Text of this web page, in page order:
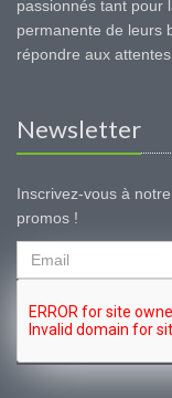
passionnés tant pour
permanente de leurs
répondre aux attentes
Newsletter
Inscrivez-vous à
promos !